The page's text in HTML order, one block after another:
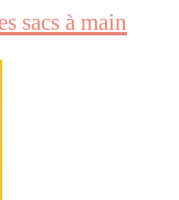
sacs à main